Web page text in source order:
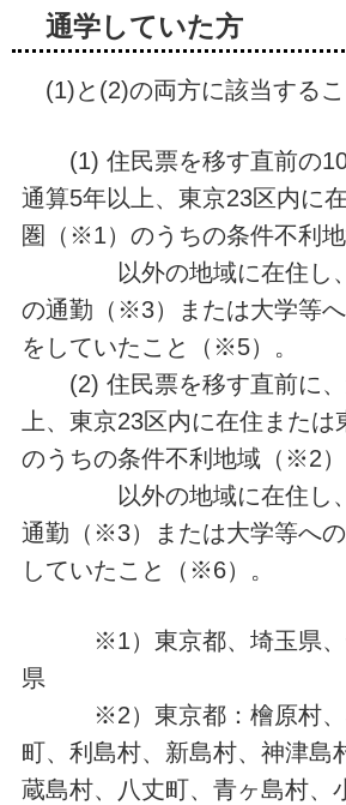
通学していた方
(1)と(2)の両方に該当するこ
(1) 住民票を移す直前の10
通算5年以上、東京23区内に
圏（※1）のうちの条件不利
以外の地域に在住し、
の通勤（※3）または大学等
をしていたこと（※5）。
(2) 住民票を移す直前に、
上、東京23区内に在住または
のうちの条件不利地域（※2）
以外の地域に在住し、
通勤（※3）または大学等へ
していたこと（※6）。
※1）東京都、埼玉県、千
県
※2）東京都：檜原村、
町、利島村、新島村、神津島
蔵島村、八丈町、青ヶ島村、